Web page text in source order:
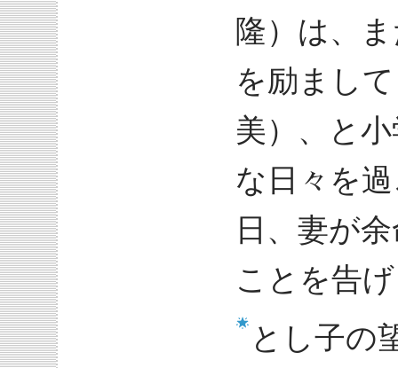
隆）は、
を励まし
美）、と
な日々を
日、妻が
ことを告
とし子の